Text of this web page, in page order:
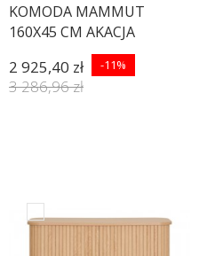
KOMODA MAMMUT
160X45 CM AKACJA
2 925,40 zł -11%
3 286,96 zł